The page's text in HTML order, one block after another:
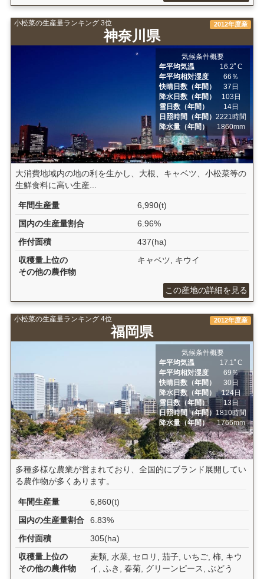
小松菜の生産量ランキング 3位
神奈川県
2012年度産
気候条件概要
年平均気温
16.2ﾟC
年平均相対湿度
66％
快晴日数（年間）
37日
降水日数（年間）
103日
雪日数（年間）
14日
日照時間（年間）2221時間
降水量（年間）
1860mm
大消費地域内の地の利を生かし、大根、キャベツ、小松菜等の
生鮮食料に高い生産...
年間生産量
6,990(t)
国内の生産量割合
6.96%
作付面積
437(ha)
収穫量上位の
その他の農作物
キャベツ, キウイ
この産地の詳細を見る
小松菜の生産量ランキング 4位
福岡県
2012年度産
気候条件概要
年平均気温
17.1ﾟC
年平均相対湿度
69％
快晴日数（年間）
30日
降水日数（年間）
124日
雪日数（年間）
13日
日照時間（年間）1810時間
降水量（年間）
1766mm
多種多様な農業が営まれており、全国的にブランド展開してい
る農作物が多くあります。
年間生産量
6,860(t)
国内の生産量割合
6.83%
作付面積
305(ha)
収穫量上位の
その他の農作物
麦類, 水菜, セロリ, 茄子, いちご, 柿, キウ
イ, ふき, 春菊, グリーンピース, ぶどう